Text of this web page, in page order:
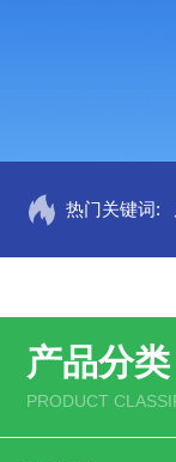
热门关键词:
产品分类
PRODUCT